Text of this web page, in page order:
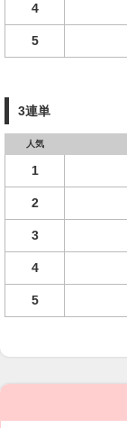
4
5
3連単
人気
1
2
3
4
5